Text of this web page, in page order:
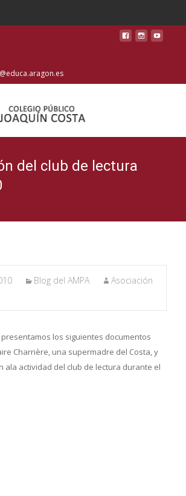
del club de lectura
Blog del AMPA
Asociación
los siguientes documentos
Charrière, una supermadre del Costa, y
ala actividad del club de lectura durante el